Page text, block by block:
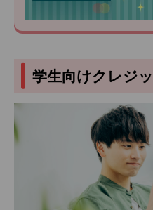
学生向けクレジ